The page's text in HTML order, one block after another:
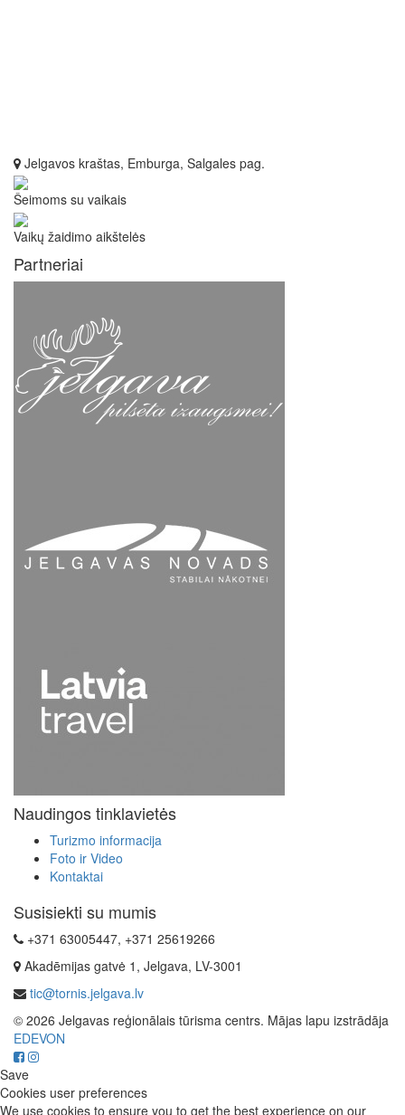
Jelgavos kraštas, Emburga, Salgales pag.
Šeimoms su vaikais
Vaikų žaidimo aikštelės
Partneriai
Naudingos tinklavietės
Turizmo informacija
Foto ir Video
Kontaktai
Susisiekti su mumis
+371 63005447, +371 25619266
Akadēmijas gatvė 1, Jelgava, LV-3001
tic@tornis.jelgava.lv
© 2026 Jelgavas reģionālais tūrisma centrs. Mājas lapu izstrādāja
EDEVON
Save
Cookies user preferences
We use cookies to ensure you to get the best experience on our